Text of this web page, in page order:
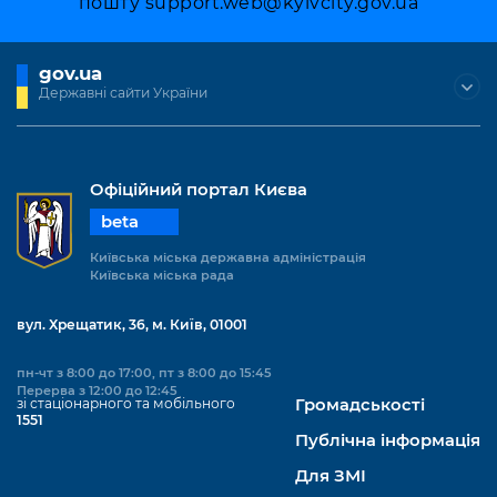
Підприємства, установи, організації
Річні звіти
Безбар'єрність
Київська міська військова адміністрація
Безбар'єрність
Портал послуг
Важливе під час воєнного стану
Уряд» – місцевий рівень»
Портал даних Києва
gov.ua
Державні сайти України
Офіційний портал Києва
beta
Київська міська державна адміністрація
Київська міська рада
вул. Хрещатик, 36, м. Київ, 01001
пн-чт з 8:00 до 17:00, пт з 8:00 до 15:45
Перерва з 12:00 до 12:45
зі стаціонарного та мобільного
1551
Громадськості
Публічна інформація
Для ЗМІ